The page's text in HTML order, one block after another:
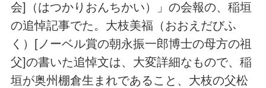
会]（はつかりおんちかい）」の会報の、稲垣
の追悼記事でた。大枝美福（おおえだびふ
く）[ノーベル賞の朝永振一郎博士の母方の祖
父]の書いた追悼文は、大変詳細なもので、稲
垣が奥州棚倉生まれであること、大枝の父松